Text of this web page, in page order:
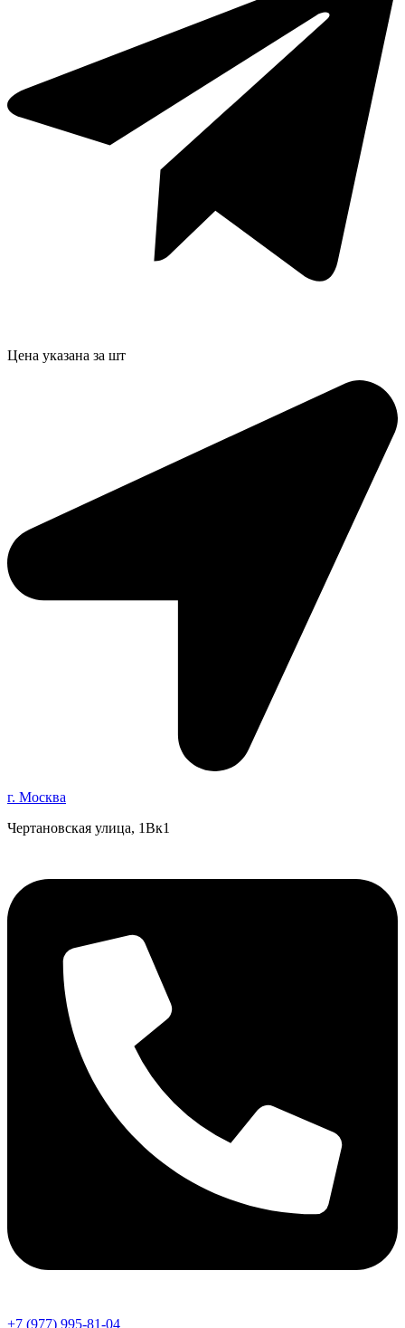
Цена указана за шт
г. Москва
Чертановская улица, 1Вк1
+7 (977) 995-81-04